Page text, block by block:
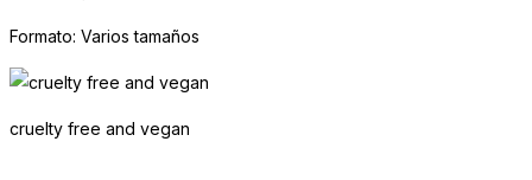
Formato: Varios tamaños
cruelty free and vegan